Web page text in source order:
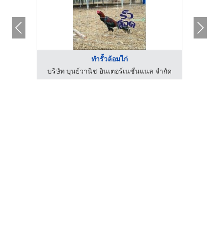
ทำรั้วล้อมไก่
บริษัท บุนย์วานิช อินเตอร์เนชั่นแนล จำกัด